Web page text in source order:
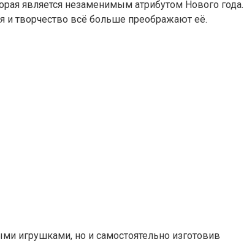
является незаменимым атрибутом Нового года.
и творчество всё больше преображают её.
игрушками, но и самостоятельно изготовив